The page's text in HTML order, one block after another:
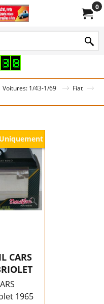
0
Voitures: 1/43-1/69
Fiat
Uniquement
CARS
1965